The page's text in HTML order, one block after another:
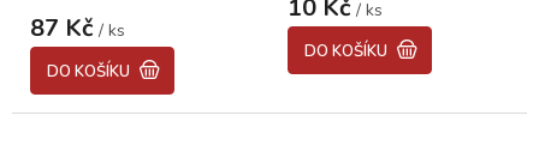
87 Kč / ks
DO KOŠÍKU
produktu
je
3,2
10 Kč / ks
DO KOŠÍKU